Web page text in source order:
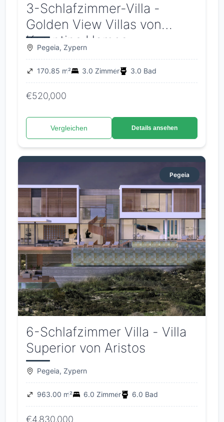
3-Schlafzimmer-Villa -
Golden View Villas von
Korantina Homes
Pegeia, Zypern
170.85 m² 3.0 Zimmer 3.0 Bad
€520,000
Vergleichen Details ansehen
Pegeia
6-Schlafzimmer Villa - Villa
Superior von Aristos
Pegeia, Zypern
963.00 m² 6.0 Zimmer 6.0 Bad
€4,830,000